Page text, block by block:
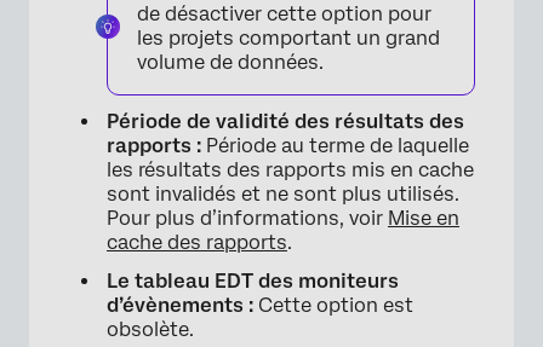
de désactiver cette option pour
les projets comportant un grand
volume de données.
Période de validité des résultats des
rapports : Période au terme de laquelle
les résultats des rapports mis en cache
sont invalidés et ne sont plus utilisés.
Pour plus d’informations, voir Mise en
cache des rapports.
Le tableau EDT des moniteurs
d’évènements : Cette option est
obsolète.